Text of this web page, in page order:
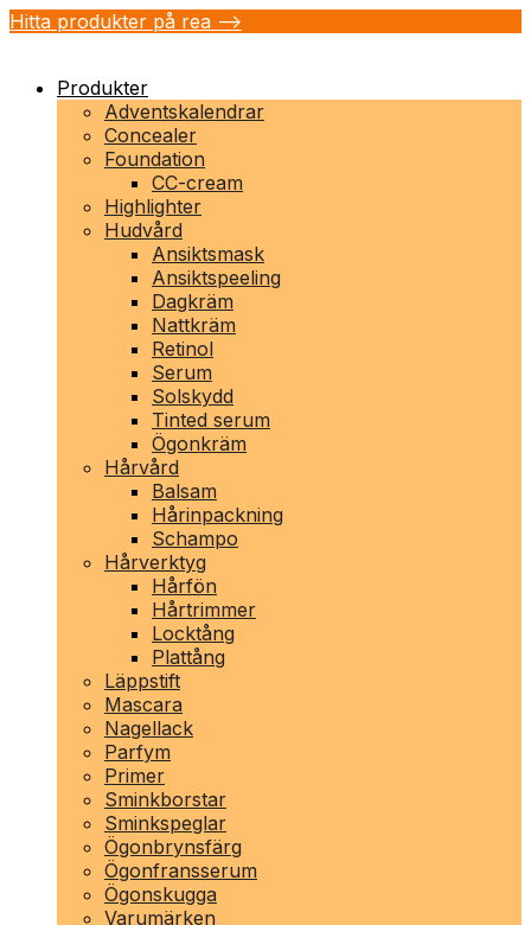
Hitta produkter på rea -->
Produkter
Adventskalendrar
Concealer
Foundation
CC-cream
Highlighter
Hudvård
Ansiktsmask
Ansiktspeeling
Dagkräm
Nattkräm
Retinol
Serum
Solskydd
Tinted serum
Ögonkräm
Hårvård
Balsam
Hårinpackning
Schampo
Hårverktyg
Hårfön
Hårtrimmer
Locktång
Plattång
Läppstift
Mascara
Nagellack
Parfym
Primer
Sminkborstar
Sminkspeglar
Ögonbrynsfärg
Ögonfransserum
Ögonskugga
Varumärken